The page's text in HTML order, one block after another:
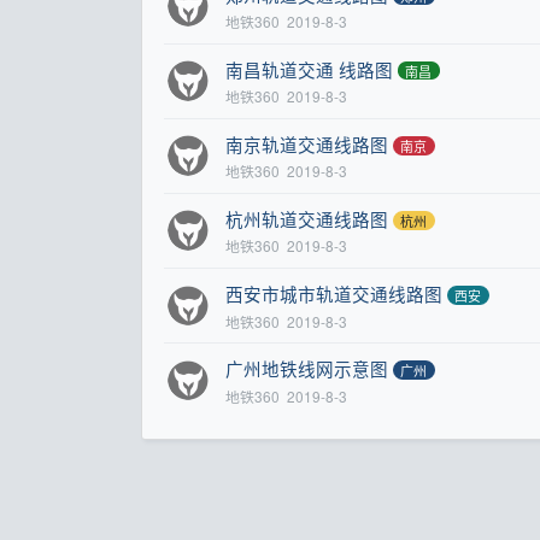
地铁360 2019-8-3
南昌轨道交通 线路图 南昌
地铁360 2019-8-3
南京轨道交通线路图 南京
地铁360 2019-8-3
杭州轨道交通线路图 杭州
地铁360 2019-8-3
西安市城市轨道交通线路图 西安
地铁360 2019-8-3
广州地铁线网示意图 广州
地铁360 2019-8-3